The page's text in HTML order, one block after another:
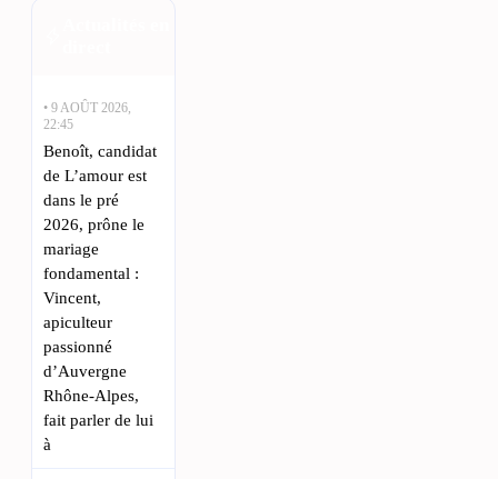
• 9 AOÛT 2026,
22:45
Benoît, candidat
de L’amour est
dans le pré
2026, prône le
mariage
fondamental :
Vincent,
apiculteur
passionné
d’Auvergne
Rhône-Alpes,
fait parler de lui
à